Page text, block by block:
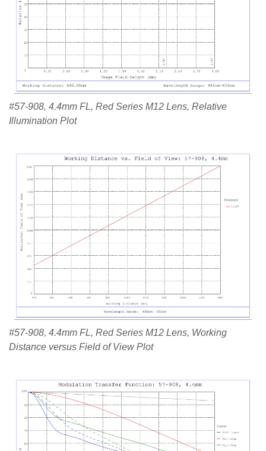
#57-908, 4.4mm FL, Red Series M12 Lens, Relative
Illumination Plot
#57-908, 4.4mm FL, Red Series M12 Lens, Working
Distance versus Field of View Plot